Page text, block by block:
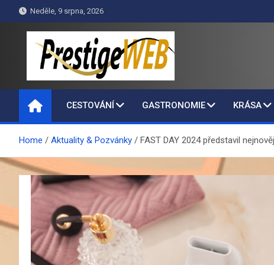
to
Neděle, 9 srpna, 2026
PrestigeWEB
CESTOVÁNÍ GASTRONOMIE KRÁSA
Home Aktuality & Pozvánky FAST DAY 2024 představil